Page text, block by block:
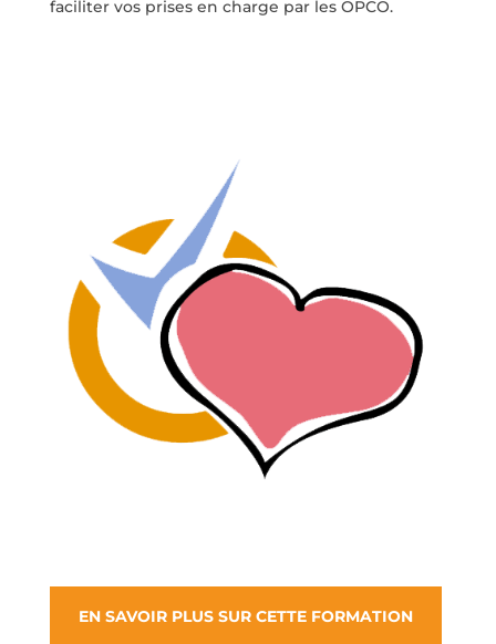
faciliter vos prises en charge par les OPCO.
EN SAVOIR PLUS SUR CETTE FORMATION